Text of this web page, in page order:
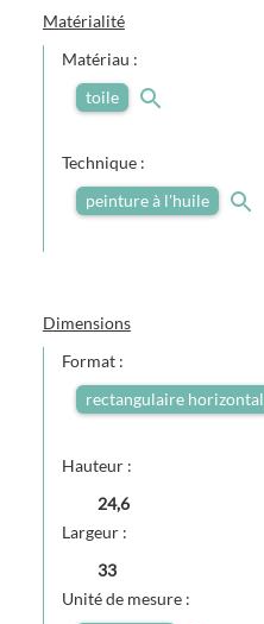
Matérialité
Matériau :
toile
Technique :
peinture à l'huile
Dimensions
Format :
rectangulaire horizontal
Hauteur :
24,6
Largeur :
33
Unité de mesure :